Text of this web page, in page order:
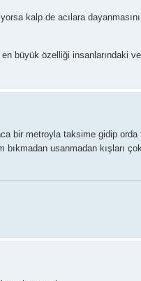
kalp de acılara
büyük özelliği insanlarındaki
bir metroyla taksime gidip orda
bıkmadan usanmadan kışları